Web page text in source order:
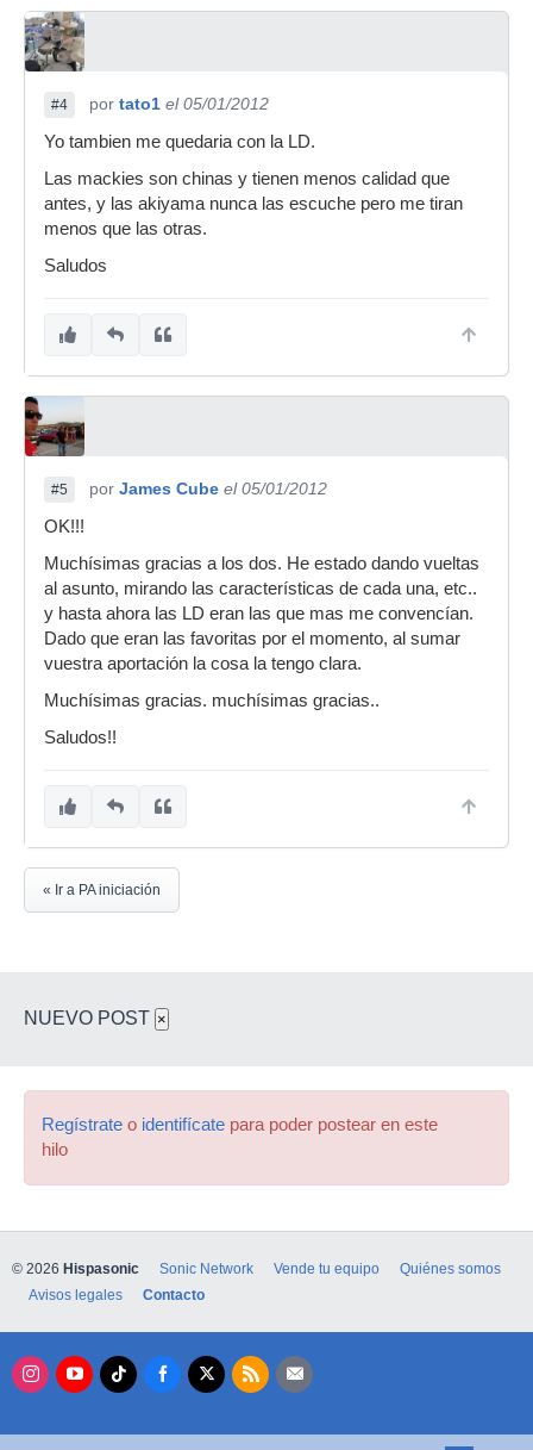
#4 por tato1 el 05/01/2012
Yo tambien me quedaria con la LD.
Las mackies son chinas y tienen menos calidad que
antes, y las akiyama nunca las escuche pero me tiran
menos que las otras.
Saludos
#5 por James Cube el 05/01/2012
OK!!!
Muchísimas gracias a los dos. He estado dando vueltas
al asunto, mirando las características de cada una, etc..
y hasta ahora las LD eran las que mas me convencían.
Dado que eran las favoritas por el momento, al sumar
vuestra aportación la cosa la tengo clara.
Muchísimas gracias. muchísimas gracias..
Saludos!!
« Ir a PA iniciación
NUEVO POST ×
Regístrate o identifícate para poder postear en este
hilo
© 2026 Hispasonic Sonic Network Vende tu equipo
Quiénes somos
Avisos legales
Contacto